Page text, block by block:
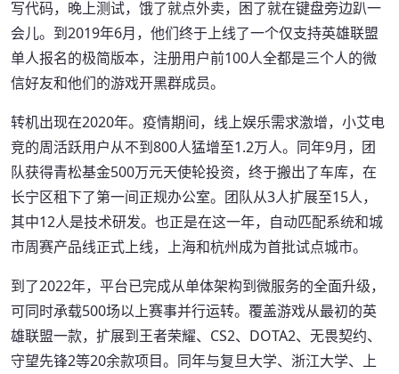
写代码，晚上测试，饿了就点外卖，困了就在键盘旁边趴一
会儿。到2019年6月，他们终于上线了一个仅支持英雄联盟
单人报名的极简版本，注册用户前100人全都是三个人的微
信好友和他们的游戏开黑群成员。
转机出现在2020年。疫情期间，线上娱乐需求激增，小艾电
竞的周活跃用户从不到800人猛增至1.2万人。同年9月，团
队获得青松基金500万元天使轮投资，终于搬出了车库，在
长宁区租下了第一间正规办公室。团队从3人扩展至15人，
其中12人是技术研发。也正是在这一年，自动匹配系统和城
市周赛产品线正式上线，上海和杭州成为首批试点城市。
到了2022年，平台已完成从单体架构到微服务的全面升级，
可同时承载500场以上赛事并行运转。覆盖游戏从最初的英
雄联盟一款，扩展到王者荣耀、CS2、DOTA2、无畏契约、
守望先锋2等20余款项目。同年与复旦大学、浙江大学、上